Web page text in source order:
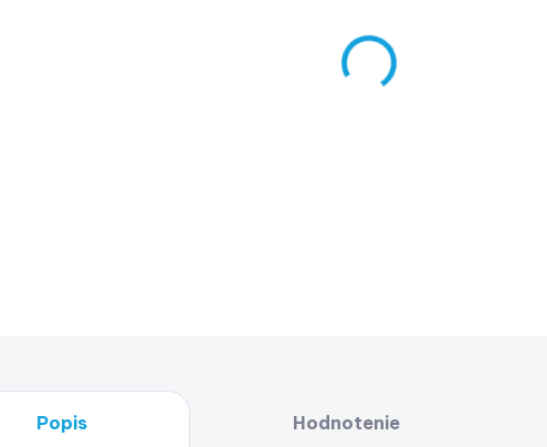
Popis Hodnotenie